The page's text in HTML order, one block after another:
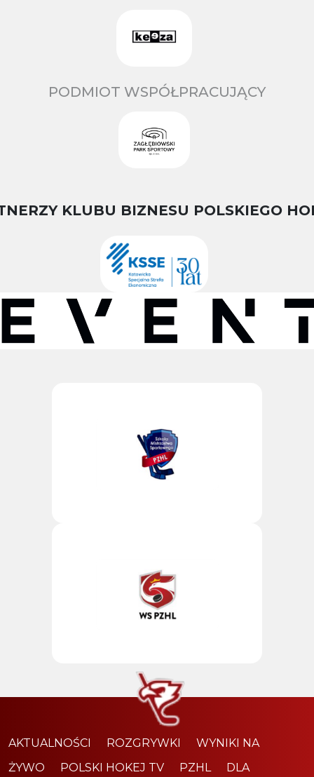
PODMIOT WSPÓŁPRACUJĄCY
KLUBU BIZNESU POLSKIEGO
AKTUALNOŚCI ROZGRYWKI
WYNIKI NA
ŻYWO
POLSKI HOKEJ TV PZHL DLA